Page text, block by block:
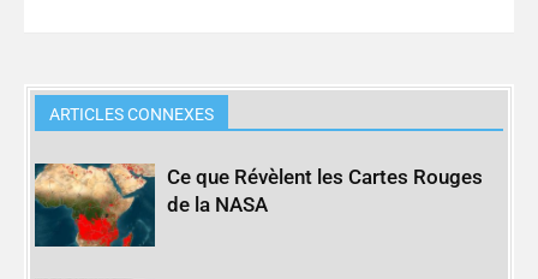
ARTICLES CONNEXES
Ce que Révèlent les Cartes Rouges
de la NASA